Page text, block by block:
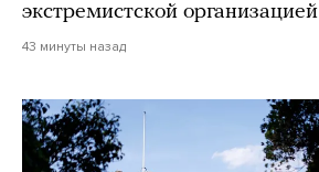
экстремистской организацией
43 минуты назад